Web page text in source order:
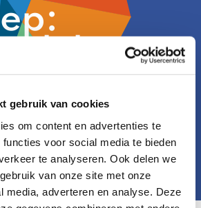
gebruik van cookies
om content en advertenties te
voor social media te bieden
te analyseren. Ook delen we
van onze site met onze
media, adverteren en analyse. Deze